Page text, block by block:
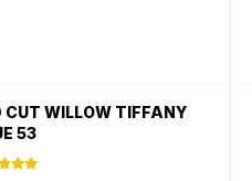
CUT WILLOW TIFFANY
53